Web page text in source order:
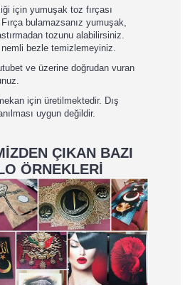
için yumuşak toz fırçası
bulamazsanız yumuşak,
tozunu alabilirsiniz.
bezle temizlemeyiniz.
ve üzerine doğrudan vuran
için üretilmektedir. Dış
uygun değildir.
ÇIKAN BAZI
ÖRNEKLERİ